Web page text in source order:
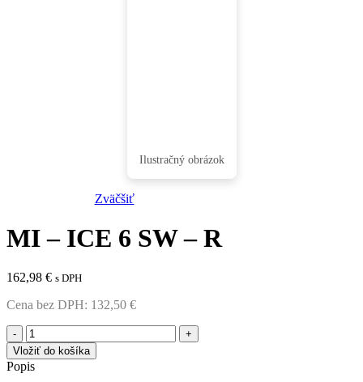
Zväčšiť
MI – ICE 6 SW – R
162,98 € s DPH
Cena bez DPH: 132,50 €
množstvo
MI
-
Vložiť do košíka
Popis